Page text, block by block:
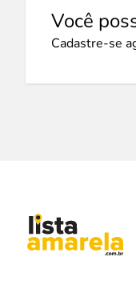
Você
Cadastre-se